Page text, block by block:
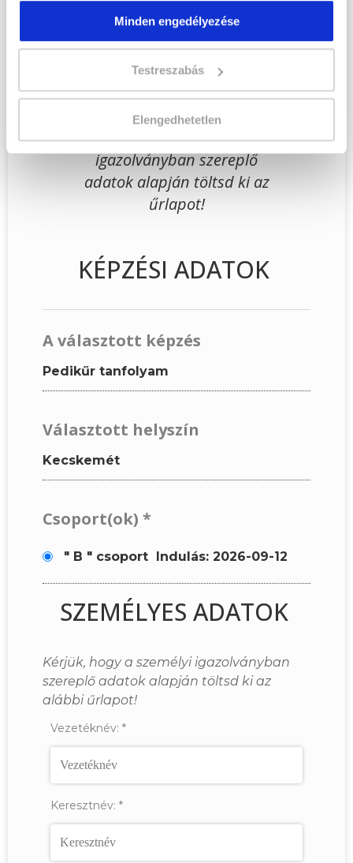
Minden engedélyezése
Testreszabás
Elengedhetetlen
hogy eljuttathassuk Hozzád
INGYENES és MINDEN
KÖTELEZETTSÉGTŐL
MENTES tájékoztató
anyagunkat!
Kérjük, hogy a személyi
igazolványban szereplő
adatok alapján töltsd ki az
űrlapot!
KÉPZÉSI ADATOK
A választott képzés
Pedikűr tanfolyam
Választott helyszín
Kecskemét
Csoport(ok) *
" B " csoport Indulás: 2026-09-12
SZEMÉLYES ADATOK
Kérjük, hogy a személyi igazolványban
szereplő adatok alapján töltsd ki az
alábbi űrlapot!
Vezetéknév: *
Keresztnév: *